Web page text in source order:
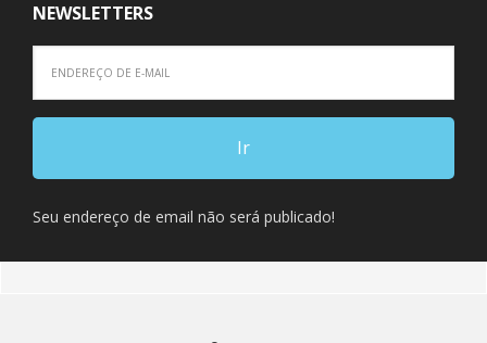
NEWSLETTERS
Seu endereço de email não será publicado!